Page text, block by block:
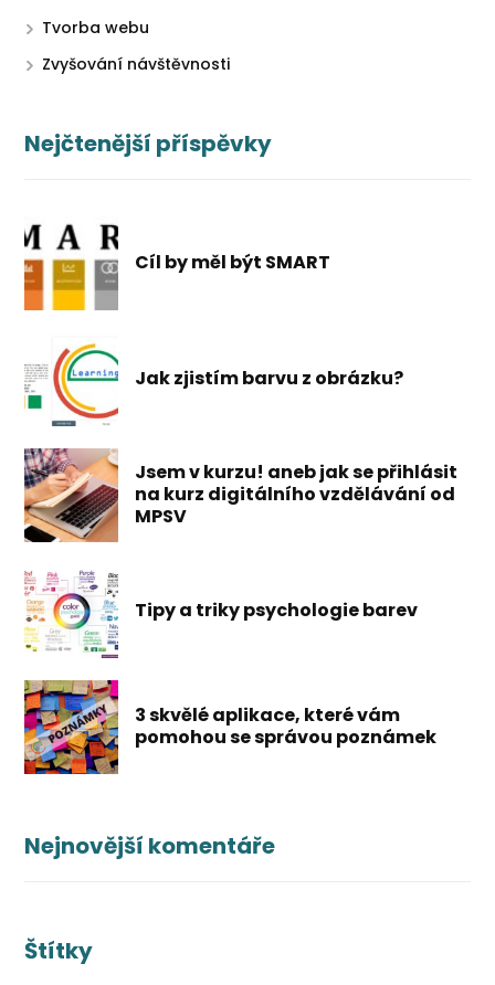
Tvorba webu
Zvyšování návštěvnosti
Nejčtenější příspěvky
Cíl by měl být SMART
Jak zjistím barvu z obrázku?
Jsem v kurzu! aneb jak se přihlásit
na kurz digitálního vzdělávání od
MPSV
Tipy a triky psychologie barev
3 skvělé aplikace, které vám
pomohou se správou poznámek
Nejnovější komentáře
Štítky